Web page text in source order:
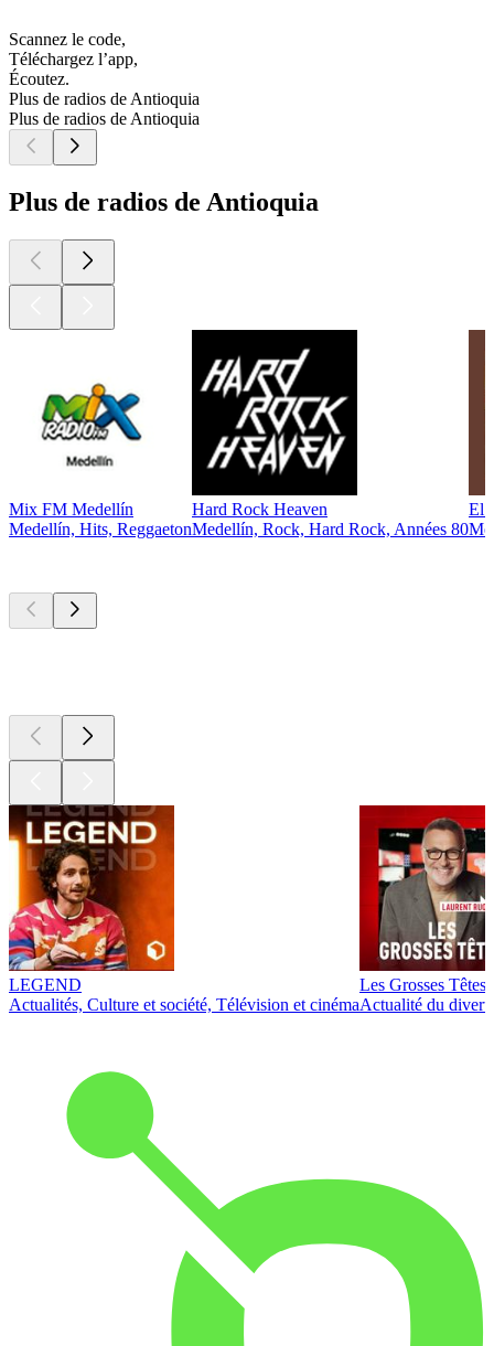
Scannez le code,
Téléchargez l’app,
Écoutez.
Plus de radios de Antioquia
Plus de radios de Antioquia
Plus de radios de Antioquia
Mix FM Medellín
Medellín, Hits, Reggaeton
Hard Rock Heaven
Medellín, Rock, Hard Rock, Années 80
El
LEGEND
Actualités, Culture et société, Télévision et cinéma
Les Grosses Têtes
Actualité du